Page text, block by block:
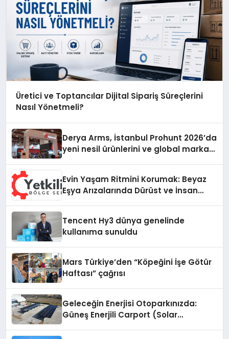
Üretici ve Toptancılar Dijital Sipariş Süreçlerini
Nasıl Yönetmeli?
Derya Arms, İstanbul Prohunt 2026’da
yeni nesil ürünlerini ve global marka
Evin Yaşam Ritmini Korumak: Beyaz
Eşya Arızalarında Dürüst ve İnsan
Tencent Hy3 dünya genelinde
kullanıma sunuldu
Mars Türkiye’den “Köpeğini İşe Götür
Haftası” çağrısı
Geleceğin Enerjisi Otoparkınızda:
Güneş Enerjili Carport (Solar